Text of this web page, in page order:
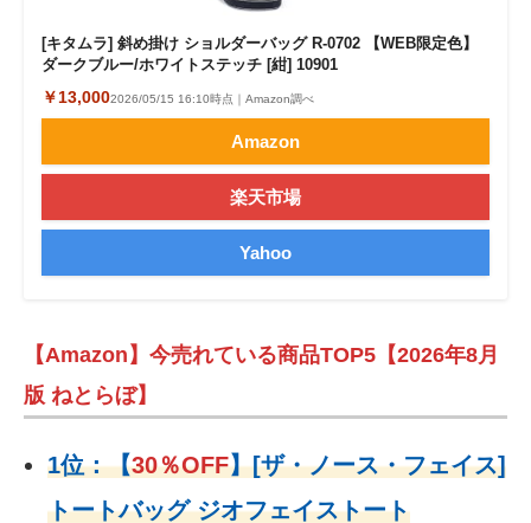
[キタムラ] 斜め掛け ショルダーバッグ R-0702 【WEB限定色】
ダークブルー/ホワイトステッチ [紺] 10901
￥13,0002026/05/15 16:10時点｜Amazon調べ
Amazon
楽天市場
Yahoo
【Amazon】今売れている商品TOP5【2026年8月
版 ねとらぼ】
1位：【30％OFF】[ザ・ノース・フェイス]
トートバッグ ジオフェイストート